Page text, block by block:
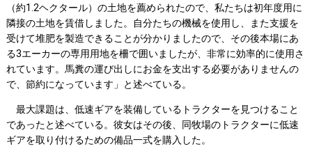
（約1.2ヘクタール）の土地を薦められたので、私たちは初年度用に
隣接の土地を賃借しました。自分たちの機械を使用し、また支援を
受けて堆肥を製造できることが分かりましたので、その後本場にあ
る3エーカーの専用用地を柵で囲いましたが、非常に効率的に使用さ
れています。馬糞の運び出しにお金を支出する必要がありませんの
で、節約になっています」と述べている。
最大課題は、低速ギアを装備しているトラクターを見つけること
であったと述べている。彼女はその後、同牧場のトラクターに低速
ギアを取り付けるための備品一式を購入した。